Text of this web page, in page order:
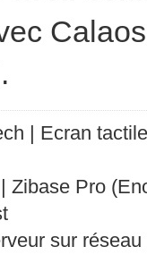
| Ecran
Zibase Pro
sur